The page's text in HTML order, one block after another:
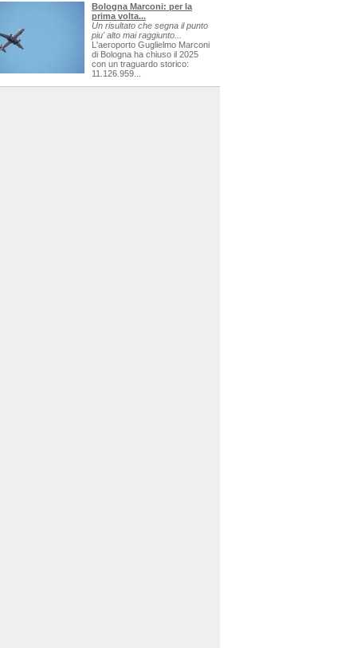
Bologna Marconi: per la
prima volta...
Un risultato che segna il punto
piu' alto mai raggiunto...
L'aeroporto Guglielmo Marconi
di Bologna ha chiuso il 2025
con un traguardo storico:
11.126.959...